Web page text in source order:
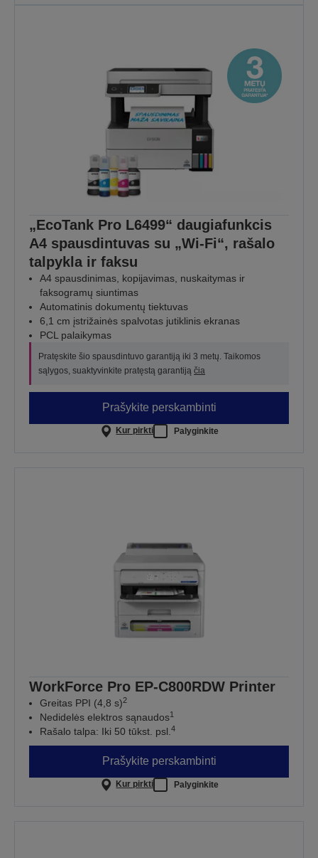
„EcoTank Pro L6499“ daugiafunkcis
A4 spausdintuvas su „Wi-Fi“, rašalo
talpykla ir faksu
A4 spausdinimas, kopijavimas, nuskaitymas ir
faksogramų siuntimas
Automatinis dokumentų tiektuvas
6,1 cm įstrižainės spalvotas jutiklinis ekranas
PCL palaikymas
Pratęskite šio spausdintuvo garantiją iki 3 metų. Taikomos
sąlygos, suaktyvinkite pratęstą garantiją čia
Prašykite perskambinti
Kur pirkti Palyginkite
WorkForce Pro EP-C800RDW Printer
Greitas PPI (4,8 s)2
Nedidelės elektros sąnaudos1
Rašalo talpa: Iki 50 tūkst. psl. 4
Prašykite perskambinti
Kur pirkti Palyginkite